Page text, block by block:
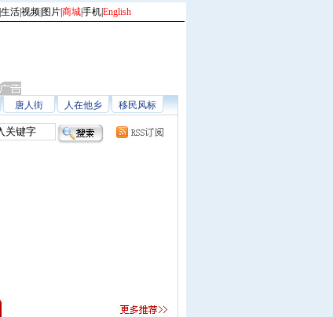
生活|视频| 图片|商城|手机|English
移民风标
人在他乡
唐人街